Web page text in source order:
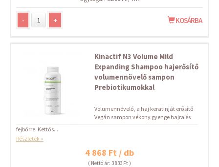
- + KOSÁRBA
Kinactif N3 Volume Mild
Expanding Shampoo hajerősítő
volumennövelő sampon
Prebiotikumokkal
Volumennövelő, a haj keratinját erősítő
Vegán sampon vékony gyenge hajra és
fejbőrre. Kettős...
Részletek »
4 868 Ft / db
( Nettó ár: 3 833 Ft )